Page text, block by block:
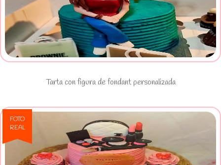
Ver Tarta con figura de fondant
personalizada
Tarta con figura de fondant personalizada
FOTO
REAL